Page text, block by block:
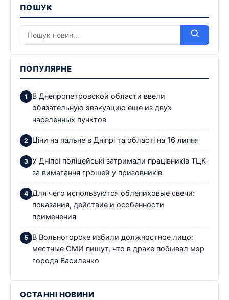
ПОШУК
ПОПУЛЯРНЕ
В Днепропетровской области ввели
обязательную эвакуацию еще из двух
населенных пунктов
Ціни на пальне в Дніпрі та області на 16 липня
У Дніпрі поліцейські затримали працівників ТЦК
за вимагання грошей у призовників
Для чего используются облепиховые свечи:
показания, действие и особенности
применения
В Вольногорске избили должностное лицо:
местные СМИ пишут, что в драке побывал мэр
города Василенко
ОСТАННІ НОВИНИ